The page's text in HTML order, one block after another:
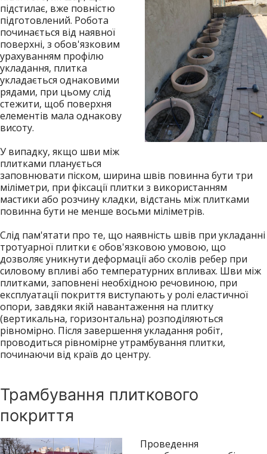
підстилає, вже повністю
підготовлений. Робота
починається від наявної
поверхні, з обов'язковим
урахуванням профілю
укладання, плитка
укладається однаковими
рядами, при цьому слід
стежити, щоб поверхня
елементів мала однакову
висоту.
У випадку, якщо шви між
плитками планується
заповнювати піском, ширина швів повинна бути три
міліметри, при фіксації плитки з використанням
мастики або розчину кладки, відстань між плитками
повинна бути не менше восьми міліметрів.
Слід пам'ятати про те, що наявність швів при укладанні
тротуарної плитки є обов'язковою умовою, що
дозволяє уникнути деформації або сколів ребер при
силовому впливі або температурних впливах. Шви між
плитками, заповнені необхідною речовиною, при
експлуатації покриття виступають у ролі еластичної
опори, завдяки якій навантаження на плитку
(вертикальна, горизонтальна) розподіляються
рівномірно. Після завершення укладання робіт,
проводиться рівномірне утрамбування плитки,
починаючи від країв до центру.
Трамбування плиткового
покриття
Проведення